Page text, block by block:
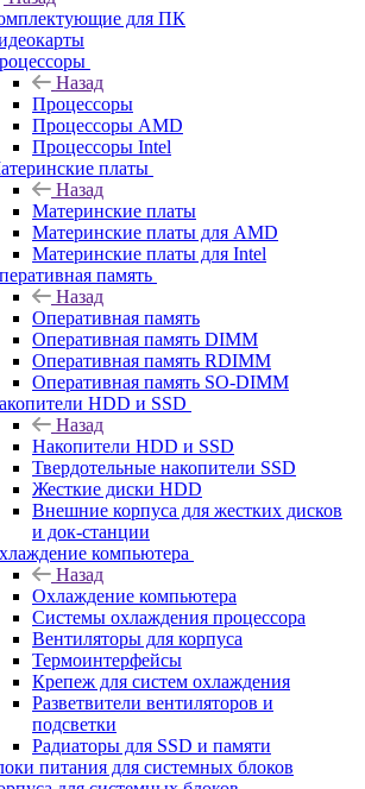
для ПК
Назад
Процессоры
Процессоры AMD
Процессоры Intel
платы
Назад
Материнские платы
Материнские платы для AMD
Материнские платы для Intel
память
Назад
Оперативная память
Оперативная память DIMM
Оперативная память RDIMM
Оперативная память SO-DIMM
HDD и SSD
Назад
Накопители HDD и SSD
Твердотельные накопители SSD
Жесткие диски HDD
Внешние корпуса для жестких дисков
и док-станции
компьютера
Назад
Охлаждение компьютера
Системы охлаждения процессора
Вентиляторы для корпуса
Термоинтерфейсы
Крепеж для систем охлаждения
Разветвители вентиляторов и
подсветки
Радиаторы для SSD и памяти
питания для системных блоков